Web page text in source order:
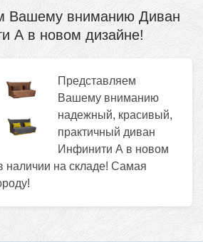
Вашему вниманию Диван
А в новом дизайне!
Представляем
Вашему вниманию
надежный, красивый,
практичный диван
Инфинити А в новом
наличии на складе! Самая